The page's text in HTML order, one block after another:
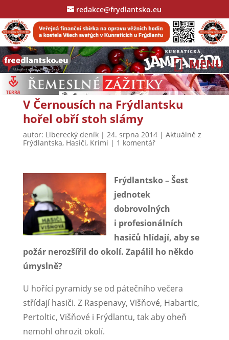
redakce@frydlantsko.eu
V Černousích na Frýdlantsku
hořel obří stoh slámy
autor: Liberecký deník| 24. srpna 2014| Aktuálně z
Frýdlantska, Hasiči, Krimi | 1 komentář
Frýdlantsko – Šest
jednotek
dobrovolných
i profesionálních
hasičů hlídají, aby se
požár nerozšířil do okolí. Zapálil ho někdo
úmyslně?
U hořící pyramidy se od pátečního večera
střídají hasiči. Z Raspenavy, Višňové, Habartic,
Pertoltic, Višňové i Frýdlantu, tak aby oheň
nemohl ohrozit okolí.